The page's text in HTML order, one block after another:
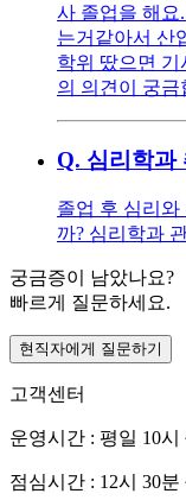
사 졸업을 해요
는거같아서 산
학위 땄으면
의 의견이 궁금
Q. 심리학과
졸업 후 심리와
까? 심리학과
궁금증이 남았나요?
빠르게 질문하세요.
현직자에게 질문하기
고객센터
운영시간 : 평일 10
점심시간 : 12시 30분